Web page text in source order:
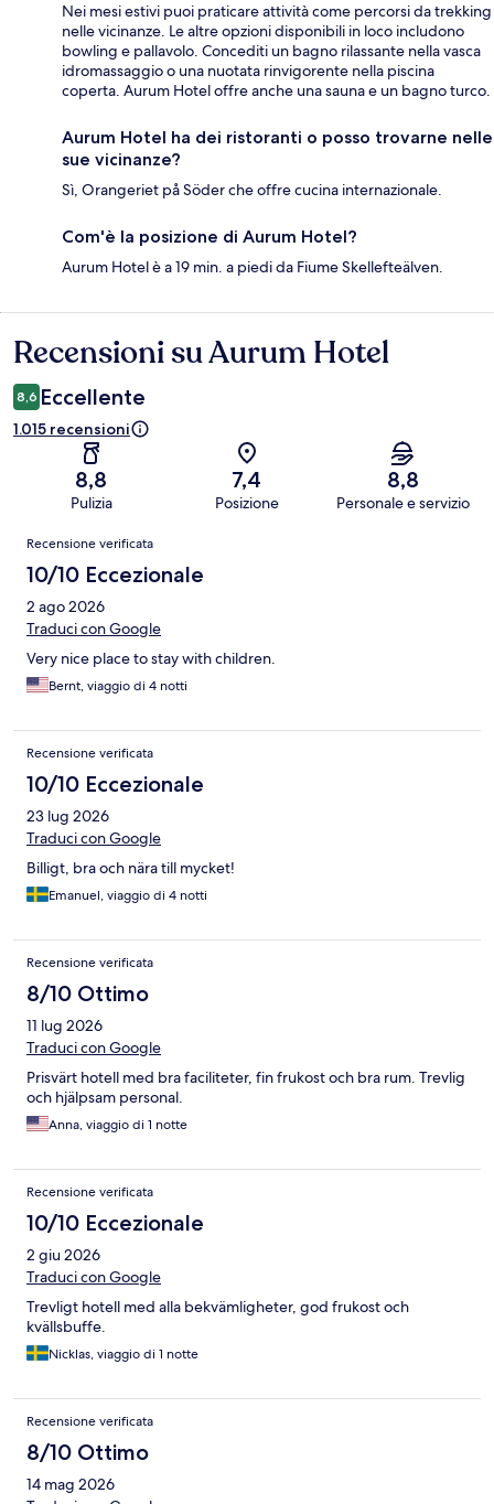
Nei mesi estivi puoi praticare attività come percorsi da trekking
nelle vicinanze. Le altre opzioni disponibili in loco includono
bowling e pallavolo. Concediti un bagno rilassante nella vasca
idromassaggio o una nuotata rinvigorente nella piscina
coperta. Aurum Hotel offre anche una sauna e un bagno turco.
Aurum Hotel ha dei ristoranti o posso trovarne nelle
sue vicinanze?
Sì, Orangeriet på Söder che offre cucina internazionale.
Com'è la posizione di Aurum Hotel?
Aurum Hotel è a 19 min. a piedi da Fiume Skellefteälven.
Recensioni
Recensioni su Aurum Hotel
8,6 Eccellente
1.015 recensioni
8,8
Pulizia
7,4
Posizione
8,8
Personale e servizio
Recensioni
Recensione verificata
10/10 Eccezionale
2 ago 2026
Traduci con Google
Very nice place to stay with children.
Bernt, viaggio di 4 notti
Recensione verificata
10/10 Eccezionale
23 lug 2026
Traduci con Google
Billigt, bra och nära till mycket!
Emanuel, viaggio di 4 notti
Recensione verificata
8/10 Ottimo
11 lug 2026
Traduci con Google
Prisvärt hotell med bra faciliteter, fin frukost och bra rum. Trevlig
och hjälpsam personal.
Anna, viaggio di 1 notte
Recensione verificata
10/10 Eccezionale
2 giu 2026
Traduci con Google
Trevligt hotell med alla bekvämligheter, god frukost och
kvällsbuffe.
Nicklas, viaggio di 1 notte
Recensione verificata
8/10 Ottimo
14 mag 2026